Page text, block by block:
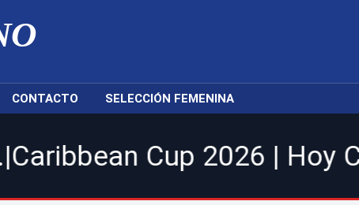
CONTACTO SELECCIÓN FEMENINA
| Hoy Cibao